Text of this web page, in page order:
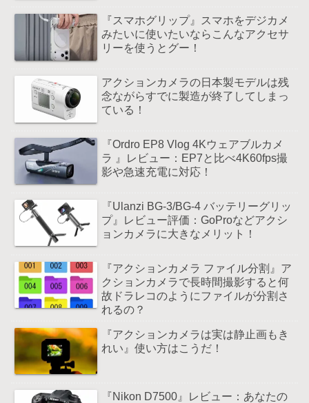
『スマホグリップ』スマホをデジカメ
みたいに使いたいならこんなアクセサ
リーを使うとグー！
アクションカメラの日本製モデルは残
念ながらすでに製造が終了してしまっ
ている！
『Ordro EP8 Vlog 4Kウェアブルカメ
ラ 』レビュー：EP7と比べ4K60fps撮
影や急速充電に対応！
『Ulanzi BG-3/BG-4 バッテリーグリッ
プ』レビュー評価：GoProなどアクシ
ョンカメラに大きなメリット！
『アクションカメラ ファイル分割』ア
クションカメラで長時間撮影すると何
故ドラレコのようにファイルが分割さ
れるの？
『アクションカメラは実は静止画もき
れい』使い方はこうだ！
『Nikon D7500』レビュー：あなたの